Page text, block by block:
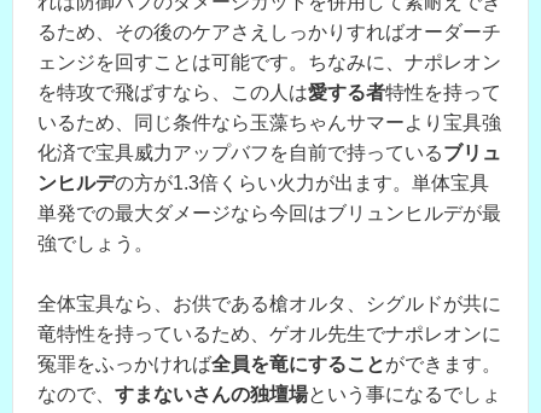
るため、その後のケアさえしっかりすればオーダーチ
ェンジを回すことは可能です。ちなみに、ナポレオン
を特攻で飛ばすなら、この人は愛する者特性を持って
いるため、同じ条件なら玉藻ちゃんサマーより宝具強
化済で宝具威力アップバフを自前で持っているブリュ
ンヒルデの方が1.3倍くらい火力が出ます。単体宝具
単発での最大ダメージなら今回はブリュンヒルデが最
強でしょう。
全体宝具なら、お供である槍オルタ、シグルドが共に
竜特性を持っているため、ゲオル先生でナポレオンに
冤罪をふっかければ全員を竜にすることができます。
なので、 すまないさんの独壇場という事になるでしょ